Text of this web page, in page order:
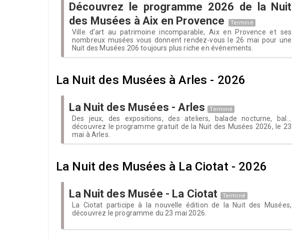
Découvrez le programme 2026 de la Nuit
des Musées à Aix en Provence
Terminé
Ville d'art au patrimoine incomparable, Aix en Provence et ses
nombreux musées vous donnent rendez-vous le 26 mai pour une
Nuit des Musées 206 toujours plus riche en événements.
La Nuit des Musées à Arles - 2026
La Nuit des Musées - Arles Terminé
Des jeux, des expositions, des ateliers, balade nocturne, bal...
découvrez le programme gratuit de la Nuit des Musées 2026, le 23
mai à Arles.
La Nuit des Musées à La Ciotat - 2026
La Nuit des Musée - La Ciotat Terminé
La Ciotat participe à la nouvelle édition de la Nuit des Musées,
découvrez le programme du 23 mai 2026.